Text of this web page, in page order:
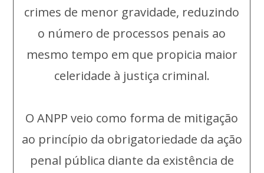
crimes de menor gravidade, reduzindo
o número de processos penais ao
mesmo tempo em que propicia maior
celeridade à justiça criminal.
O ANPP veio como forma de mitigação
ao princípio da obrigatoriedade da ação
penal pública diante da existência de